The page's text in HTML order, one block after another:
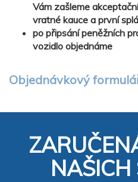
Vám zašleme
vratné kauce a první
po připsání peněžních
vozidlo objednáme
Objednávkový
NAŠICH